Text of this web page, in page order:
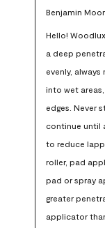
Benjamin
Hello!
a deep
evenly,
into wet
edges. Never
continue until
to reduce
roller, pad
pad or spray
greater
applicator